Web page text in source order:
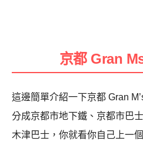
京都 Gran
這邊簡單介紹一下京都 Gran
分成京都市地下鐵、京都市巴
木津巴士，你就看你自己上一